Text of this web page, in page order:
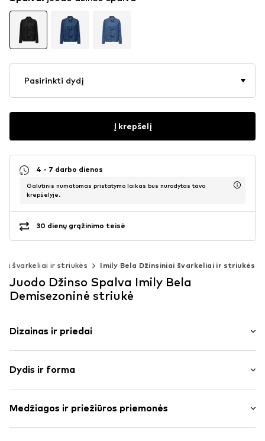
Pasirinkti dydį
Į krepšelį
4 - 7 darbo dienos
Galutinis numatomas pristatymo laikas bus nurodytas tavo
krepšelyje.
30 dienų grąžinimo teisė
švarkeliai ir striukės Imily Bela Džinsiniai švarkeliai ir striukės
Juodo Džinso Spalva Imily Bela
Demisezoninė striukė
Dizainas ir priedai
džinsai
Skirta surišti / užrišti
Prisiūtos kišenės
Dydis ir forma
Medžiagos ir priežiūros priemonės